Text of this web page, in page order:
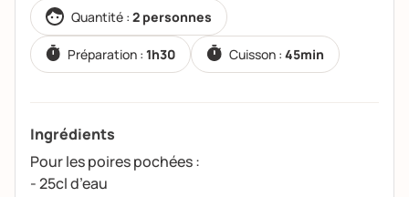
Quantité : 2 personnes
Préparation :1h30 Cuisson : 45min
Ingrédients
Pour les poires pochées :
- 25cl d’eau